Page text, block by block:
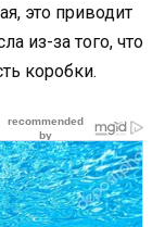
это приводит
из-за того, что
коробки.